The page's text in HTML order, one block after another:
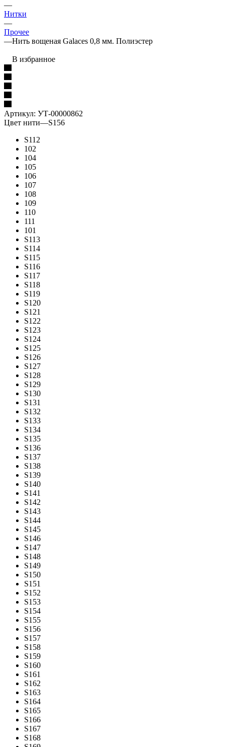
—
Нитки
—
Прочее
—Нить вощеная Galaces 0,8 мм. Полиэстер
В избранное
Артикул: УТ-00000862
Цвет нити—S156
S112
102
104
105
106
107
108
109
110
111
101
S113
S114
S115
S116
S117
S118
S119
S120
S121
S122
S123
S124
S125
S126
S127
S128
S129
S130
S131
S132
S133
S134
S135
S136
S137
S138
S139
S140
S141
S142
S143
S144
S145
S146
S147
S148
S149
S150
S151
S152
S153
S154
S155
S156
S157
S158
S159
S160
S161
S162
S163
S164
S165
S166
S167
S168